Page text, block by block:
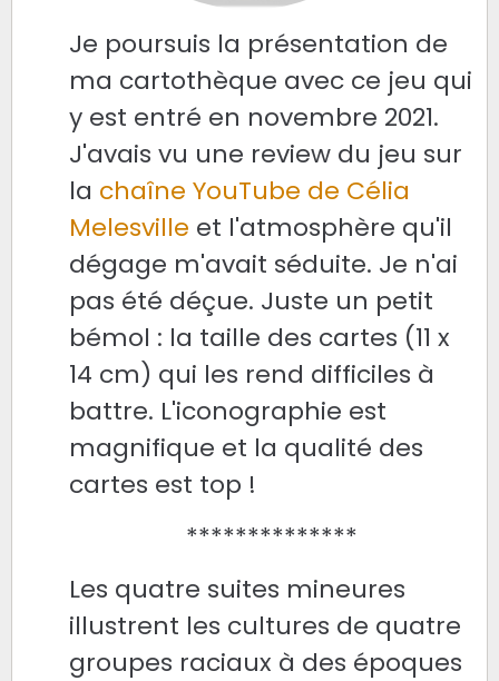
Je poursuis la présentation de
ma cartothèque avec ce jeu qui
y est entré en novembre 2021.
J'avais vu une review du jeu sur
la chaîne YouTube de Célia
Melesville et l'atmosphère qu'il
dégage m'avait séduite. Je n'ai
pas été déçue. Juste un petit
bémol : la taille des cartes (11 x
14 cm) qui les rend difficiles à
battre. L'iconographie est
magnifique et la qualité des
cartes est top !
**************
Les quatre suites mineures
illustrent les cultures de quatre
groupes raciaux à des époques